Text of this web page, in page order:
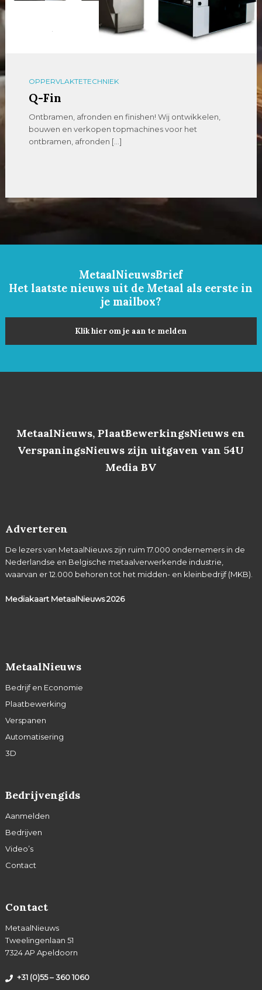
OPPERVLAKTETECHNIEK
Q-Fin
Ontbramen, afronden en finishen! Wij ontwikkelen,
bouwen en verkopen topmachines voor het
ontbramen, afronden […]
MetaalNieuwsBrief
Het laatste nieuws uit de Metaal als eerste in
je mailbox?
Klik hier om je aan te melden
MetaalNieuws, PlaatBewerkingsNieuws en
VerspaningsNieuws zijn uitgaven van 54U
Media BV
Adverteren
De lezers van MetaalNieuws zijn ruim 17.000 ondernemers in de
Nederlandse en Belgische metaalverwerkende industrie,
waarvan er 12.000 behoren tot het midden- en kleinbedrijf (MKB).
Mediakaart MetaalNieuws2026
MetaalNieuws
Bedrijf en Economie
Plaatbewerking
Verspanen
Automatisering
3D
Bedrijvengids
Aanmelden
Bedrijven
Video’s
Contact
Contact
MetaalNieuws
Tweelingenlaan 51
7324 AP Apeldoorn
+31 (0)55 – 360 1060